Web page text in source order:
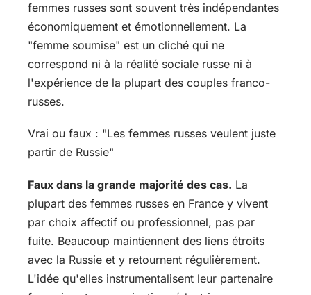
femmes russes sont souvent très indépendantes
économiquement et émotionnellement. La
"femme soumise" est un cliché qui ne
correspond ni à la réalité sociale russe ni à
l'expérience de la plupart des couples franco-
russes.
Vrai ou faux : "Les femmes russes veulent juste
partir de Russie"
Faux dans la grande majorité des cas. La
plupart des femmes russes en France y vivent
par choix affectif ou professionnel, pas par
fuite. Beaucoup maintiennent des liens étroits
avec la Russie et y retournent régulièrement.
L'idée qu'elles instrumentalisent leur partenaire